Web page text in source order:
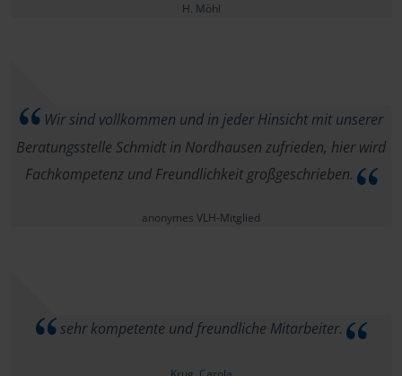
H. Möhl
Wir sind vollkommen und in jeder Hinsicht mit unserer
Beratungsstelle Schmidt in Nordhausen zufrieden, hier wird
Fachkompetenz und Freundlichkeit großgeschrieben.
anonymes VLH-Mitglied
sehr kompetente und freundliche Mitarbeiter.